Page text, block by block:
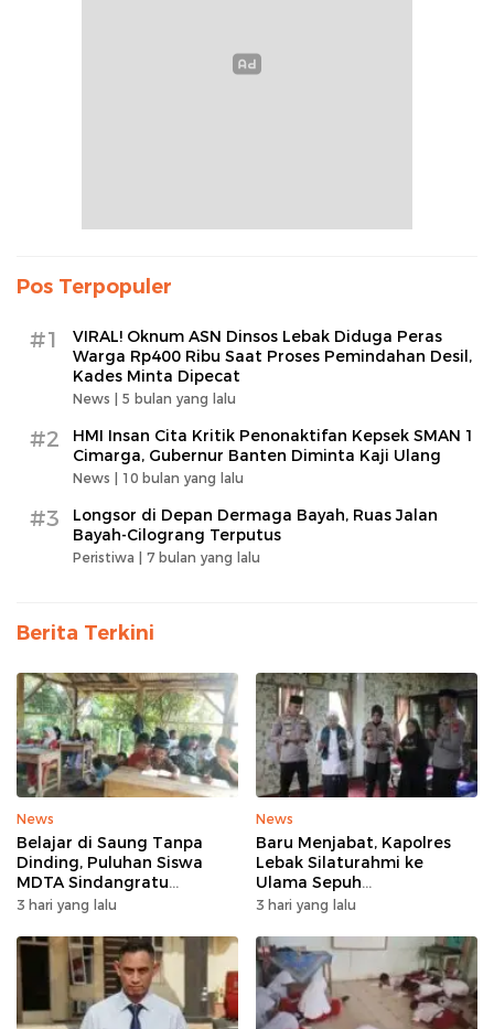
Pos Terpopuler
#1
VIRAL! Oknum ASN Dinsos Lebak Diduga Peras
Warga Rp400 Ribu Saat Proses Pemindahan Desil,
Kades Minta Dipecat
News | 5 bulan yang lalu
#2
HMI Insan Cita Kritik Penonaktifan Kepsek SMAN 1
Cimarga, Gubernur Banten Diminta Kaji Ulang
News | 10 bulan yang lalu
#3
Longsor di Depan Dermaga Bayah, Ruas Jalan
Bayah-Cilograng Terputus
Peristiwa | 7 bulan yang lalu
Berita Terkini
News
Belajar di Saung Tanpa
Dinding, Puluhan Siswa
MDTA Sindangratu
Panggarangan Bertahan
3 hari yang lalu
News
Baru Menjabat, Kapolres
Lebak Silaturahmi ke
Ulama Sepuh
Rangkasbitung
3 hari yang lalu